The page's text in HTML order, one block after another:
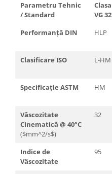
Parametru Tehnic
/ Standard
Clasa
VG 32
Performanță DIN
HLP
Clasificare ISO
L-HM
Specificație ASTM
HM
Vâscozitate
Cinematică @ 40°C
($mm^2/s$)
32
Indice de
Vâscozitate
95